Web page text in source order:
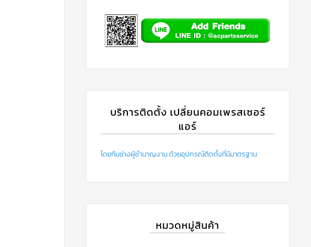
บริการติดตั้ง เปลี่ยนคอมเพรสเซอร์
แอร์
โดยทีมช่างผู้ชำนาญงาน ด้วยอุปกรณ์ติดตั้งที่มีมาตรฐาน
หมวดหมู่สินค้า